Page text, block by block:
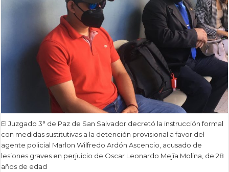
El Juzgado 3° de Paz de San Salvador decretó la instrucción formal
con medidas sustitutivas a la detención provisional a favor del
agente policial Marlon Wilfredo Ardón Ascencio, acusado de
lesiones graves en perjuicio de Oscar Leonardo Mejía Molina, de 28
años de edad